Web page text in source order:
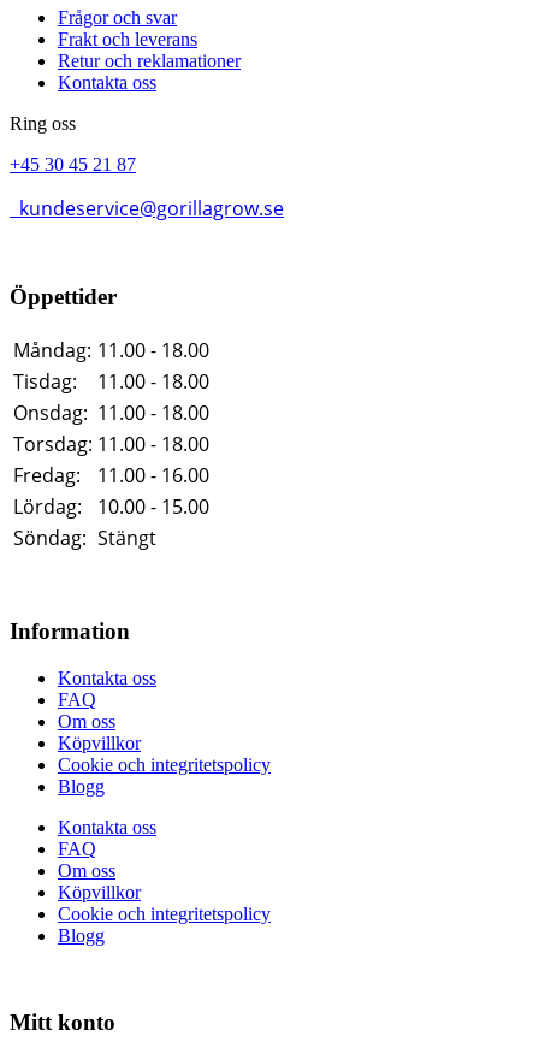
Frågor och svar
Frakt och leverans
Retur och reklamationer
Kontakta oss
Ring oss
+45 30 45 21 87
kundeservice@gorillagrow.se
Öppettider
Måndag: 11.00 - 18.00
Tisdag:
11.00 - 18.00
Onsdag: 11.00 - 18.00
Torsdag: 11.00 - 18.00
Fredag:
11.00 - 16.00
Lördag:
10.00 - 15.00
Söndag: Stängt
Information
Kontakta oss
FAQ
Om oss
Köpvillkor
Cookie och integritetspolicy
Blogg
Kontakta oss
FAQ
Om oss
Köpvillkor
Cookie och integritetspolicy
Blogg
Mitt konto